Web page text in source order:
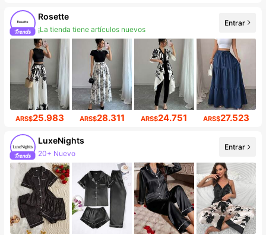
Rosette
¡La tienda tiene artículos nuevos
Entrar
ARS$25.983 ARS$28.311 ARS$24.751 ARS$27.523
LuxeNights
20+ Nuevo
Entrar